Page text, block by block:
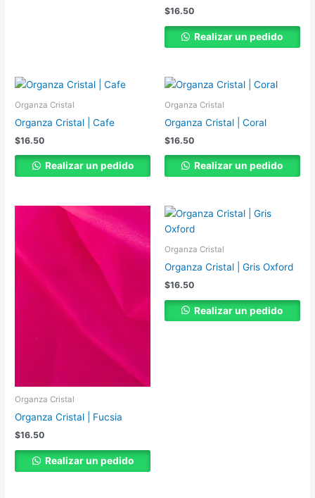
$16.50
Realizar un pedido
Organza Cristal
Organza Cristal | Cafe
$16.50
Realizar un pedido
Organza Cristal
Organza Cristal | Coral
$16.50
Realizar un pedido
Organza Cristal
Organza Cristal | Fucsia
$16.50
Realizar un pedido
Organza Cristal
Organza Cristal | Gris Oxford
$16.50
Realizar un pedido